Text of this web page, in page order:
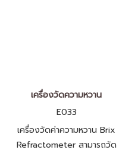
เครื่องวัดความหวาน
E033
เครื่องวัดค่าความหวาน Brix
Refractometer สามารถวัด